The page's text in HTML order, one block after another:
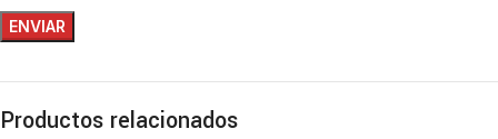
Productos relacionados